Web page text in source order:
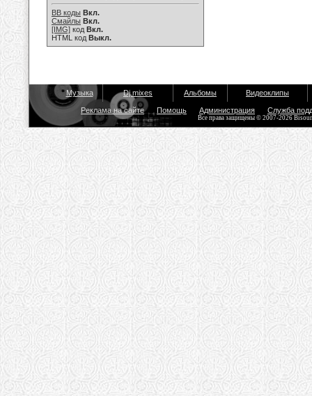
BB коды Вкл.
Смайлы Вкл.
[IMG] код Вкл.
HTML код Выкл.
Музыка Dj mixes Альбомы Видеоклипы
Реклама на сайте Помощь Администрация Служба
Все права защищены © 2007-2026